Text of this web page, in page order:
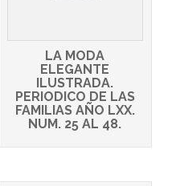
LA MODA
ELEGANTE
ILUSTRADA.
PERIODICO DE LAS
FAMILIAS AÑO LXX.
NUM. 25 AL 48.